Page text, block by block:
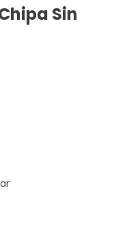
Sin